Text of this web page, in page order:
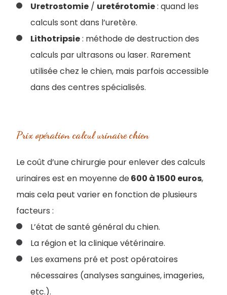
Uretrostomie / uretérotomie: quand les
calculs sont dans l’uretère.
Lithotripsie: méthode de destruction des
calculs par ultrasons ou laser. Rarement
utilisée chez le chien, mais parfois accessible
dans des centres spécialisés.
Prix opération calcul urinaire chien
Le coût d’une chirurgie pour enlever des calculs
urinaires est en moyenne de600 à 1500 euros,
mais cela peut varier en fonction de plusieurs
facteurs :
L’état de santé général du chien.
La région et la clinique vétérinaire.
Les examens pré et post opératoires
nécessaires (analyses sanguines, imageries,
etc.).